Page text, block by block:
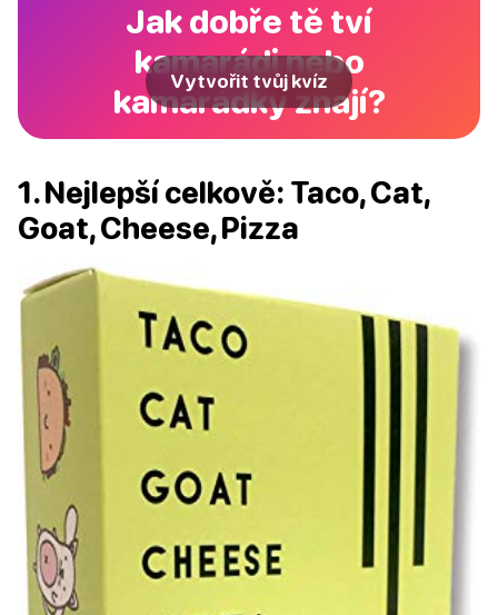
Jak dobře tě tví
kamarádi nebo
kamarádky znají?
Vytvořit tvůj kvíz
1. Nejlepší celkově: Taco, Cat,
Goat, Cheese, Pizza